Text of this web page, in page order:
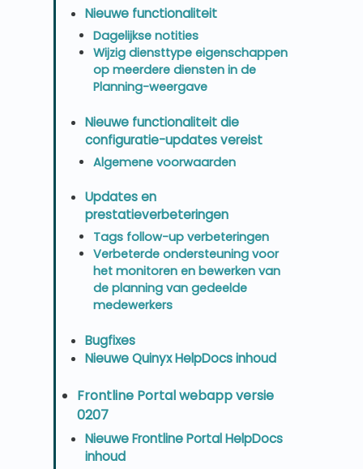
Nieuwe functionaliteit
Dagelijkse notities
Wijzig diensttype eigenschappen
op meerdere diensten in de
Planning-weergave
Nieuwe functionaliteit die
configuratie-updates vereist
Algemene voorwaarden
Updates en
prestatieverbeteringen
Tags follow-up verbeteringen
Verbeterde ondersteuning voor
het monitoren en bewerken van
de planning van gedeelde
medewerkers
Bugfixes
Nieuwe Quinyx HelpDocs inhoud
Frontline Portal webapp versie
0207
Nieuwe Frontline Portal HelpDocs
inhoud